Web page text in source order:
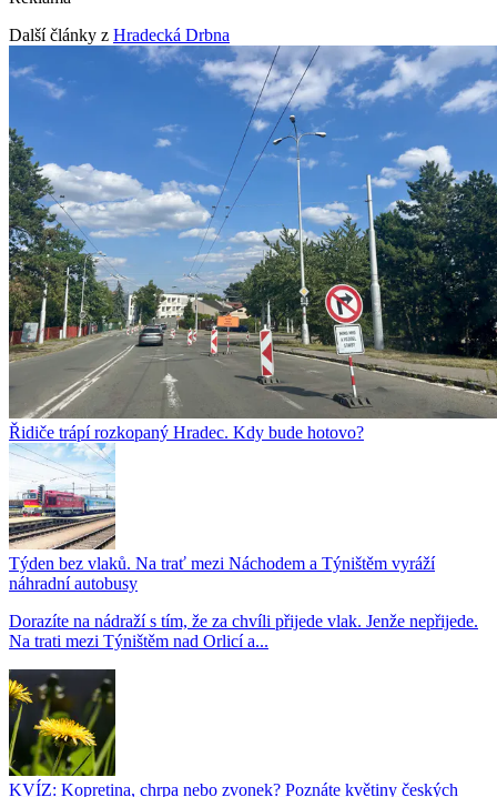
Další články z Hradecká Drbna
Řidiče trápí rozkopaný Hradec. Kdy bude hotovo?
Týden bez vlaků. Na trať mezi Náchodem a Týništěm vyráží
náhradní autobusy
Dorazíte na nádraží s tím, že za chvíli přijede vlak. Jenže nepřijede.
Na trati mezi Týništěm nad Orlicí a...
KVÍZ: Kopretina, chrpa nebo zvonek? Poznáte květiny českých